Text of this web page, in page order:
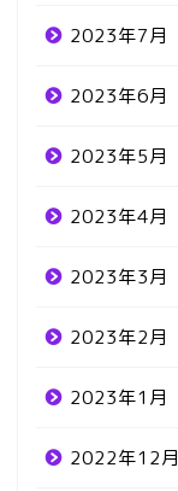
2023年7月
2023年6月
2023年5月
2023年4月
2023年3月
2023年2月
2023年1月
2022年12月